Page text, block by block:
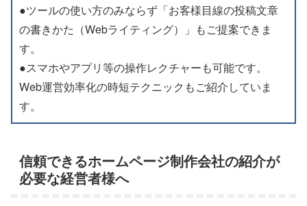
●ツールの使い方のみならず「お客様目線の投稿文章
の書きかた（Webライティング）」もご提案できま
す。
●スマホやアプリ等の操作レクチャーも可能です。
Web運営効率化の時短テクニックもご紹介していま
す。
信頼できるホームページ制作会社の紹介が
必要な経営者様へ